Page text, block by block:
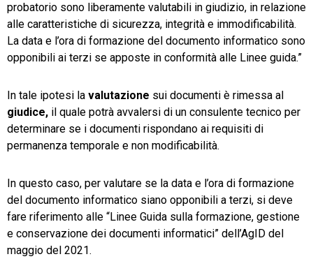
probatorio sono liberamente valutabili in giudizio, in relazione
alle caratteristiche di sicurezza, integrità e immodificabilità.
La data e l’ora di formazione del documento informatico sono
opponibili ai terzi se apposte in conformità alle Linee guida.”
In tale ipotesi la valutazione sui documenti è rimessa al
giudice, il quale potrà avvalersi di un consulente tecnico per
determinare se i documenti rispondano ai requisiti di
permanenza temporale e non modificabilità.
In questo caso, per valutare se la data e l’ora di formazione
del documento informatico siano opponibili a terzi, si deve
fare riferimento alle “Linee Guida sulla formazione, gestione
e conservazione dei documenti informatici” dell’AgID del
maggio del 2021.